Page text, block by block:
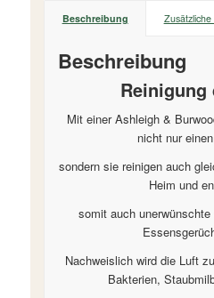
Beschreibung
Beschreibung
Reinigung
Mit einer Ashleigh &
nicht nur
sondern sie reinigen auch
Heim und
somit auch
Nachweislich wird die Luft
Bakterien,